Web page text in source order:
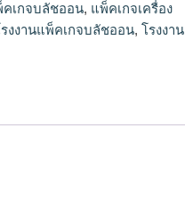
คเกจบลัชออน, แพ็คเกจเครื่อง
งงานแพ็คเกจบลัชออน,โรงงาน